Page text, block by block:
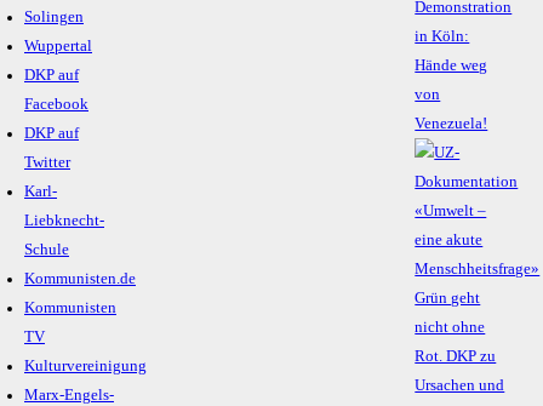
Solingen
Wuppertal
DKP auf
Facebook
DKP auf
Twitter
Karl-
Liebknecht-
Schule
Kommunisten.de
Kommunisten
TV
Kulturvereinigung
Marx-Engels-
Demonstration
in Köln:
Hände weg
von
Venezuela!